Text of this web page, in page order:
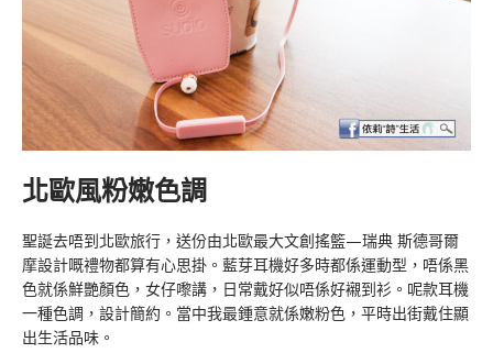
北歐風粉嫩色調
聖誕去唔到北歐旅行，送份由北歐最大文創搖籃—瑞典 斯德哥爾
摩設計嘅禮物都算有心思掛。藍芽耳機好多時都係運動型，唔係黑
色就係鮮艷顏色，女仔嚟講，日常戴好似唔係好襯到衫。呢款耳機
一種色調，設計簡約。當中我最鍾意就係嫩粉色，平時出街戴住顯
出生活品味。